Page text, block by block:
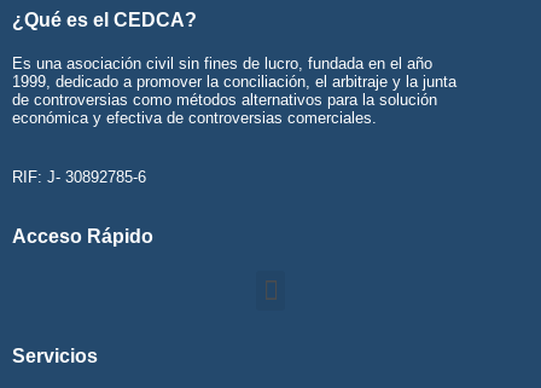
¿Qué es el CEDCA?
Es una asociación civil sin fines de lucro, fundada en el año
1999, dedicado a promover la conciliación, el arbitraje y la junta
de controversias como métodos alternativos para la solución
económica y efectiva de controversias comerciales.
RIF: J- 30892785-6
Acceso Rápido
Servicios